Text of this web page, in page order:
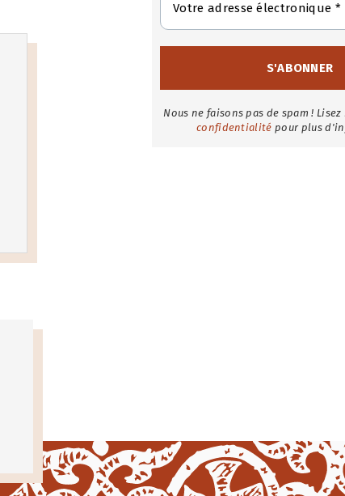
Nous ne faisons pas de spam !
confidentialité pour plus